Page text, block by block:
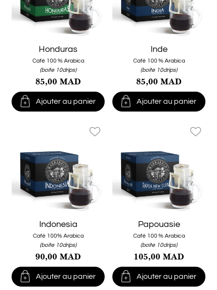
Honduras
Café 100 % Arabica
(boite 10drips)
85,00 MAD
 Ajouter au panier
Inde
Café 100 % Arabica
(boite 10drips)
85,00 MAD
 Ajouter au panier
Indonesia
Café 100% Arabica
(boite 10drips)
90,00 MAD
 Ajouter au panier
favorite_border
Papouasie
Café 100 % Arabica
(boite 10drips)
105,00 MAD
 Ajouter au panier
favorite_border